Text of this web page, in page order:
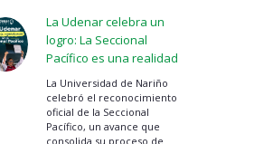
La Udenar celebra un
logro: La Seccional
Pacífico es una realidad
La Universidad de Nariño
celebró el reconocimiento
oficial de la Seccional
Pacífico, un avance que
consolida su proceso de